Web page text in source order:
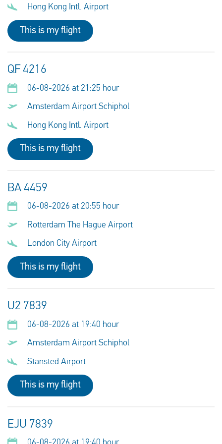
Hong Kong Intl. Airport
This is my flight
QF 4216
06-08-2026 at 21:25 hour
Amsterdam Airport Schiphol
Hong Kong Intl. Airport
This is my flight
BA 4459
06-08-2026 at 20:55 hour
Rotterdam The Hague Airport
London City Airport
This is my flight
U2 7839
06-08-2026 at 19:40 hour
Amsterdam Airport Schiphol
Stansted Airport
This is my flight
EJU 7839